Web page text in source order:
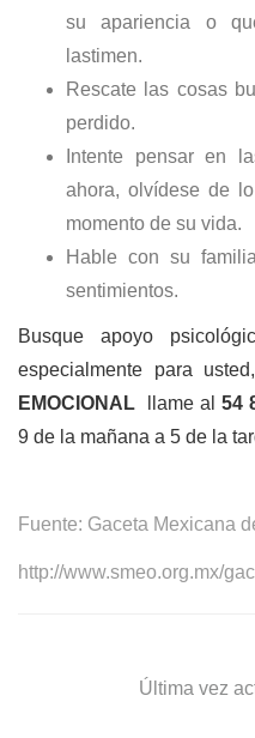
su apariencia o
lastimen.
Rescate las cosas
perdido.
Intente pensar en
ahora, olvídese de
momento de su vida.
Hable con su
sentimientos.
Busque apoyo
especialmente para
EMOCIONAL llame al 54
9 de la mañana a 5 de la
Fuente: Gaceta Mexicana
http://www.smeo.org.mx/
Última vez